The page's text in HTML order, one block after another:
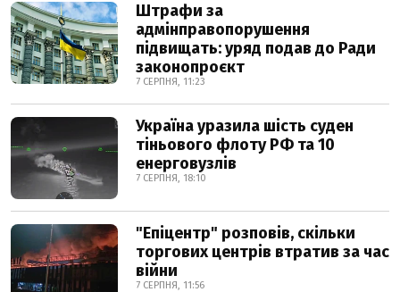
Штрафи за
адмінправопорушення
підвищать: уряд подав до Ради
законопроєкт
7 СЕРПНЯ, 11:23
Україна уразила шість суден
тіньового флоту РФ та 10
енерговузлів
7 СЕРПНЯ, 18:10
"Епіцентр" розповів, скільки
торгових центрів втратив за час
війни
7 СЕРПНЯ, 11:56